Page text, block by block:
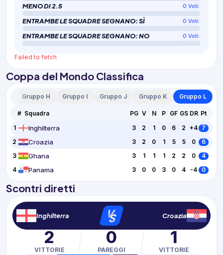
MENO DI 2.5 0 Voti
ENTRAMBE LE SQUADRE SEGNANO: SÌ 0 Voti
ENTRAMBE LE SQUADRE SEGNANO: NO 0 Voti
Failed to fetch
Coppa del Mondo Classifica
Gruppo H Gruppo I Gruppo J Gruppo K Gruppo L
# Squadra PG V N P GF GS DR Pt
1
Inghilterra 3 2 1 0 6 2 +4 7
2
Croazia 3 2 0 1 5 5 0
6
3
Ghana 3 1 1 1 2 2 0
4
4
Panama 3 0 0 3 0 4 -4 0
Scontri diretti
Inghilterra V
S Croazia
2
VITTORIE
0
PAREGGI
1
VITTORIE